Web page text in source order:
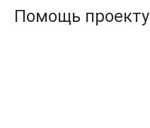
Помощь проекту